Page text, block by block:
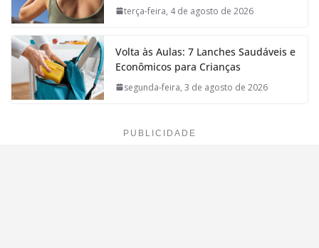
terça-feira, 4 de agosto de 2026
Volta às Aulas: 7 Lanches Saudáveis e
Econômicos para Crianças
segunda-feira, 3 de agosto de 2026
PUBLICIDADE